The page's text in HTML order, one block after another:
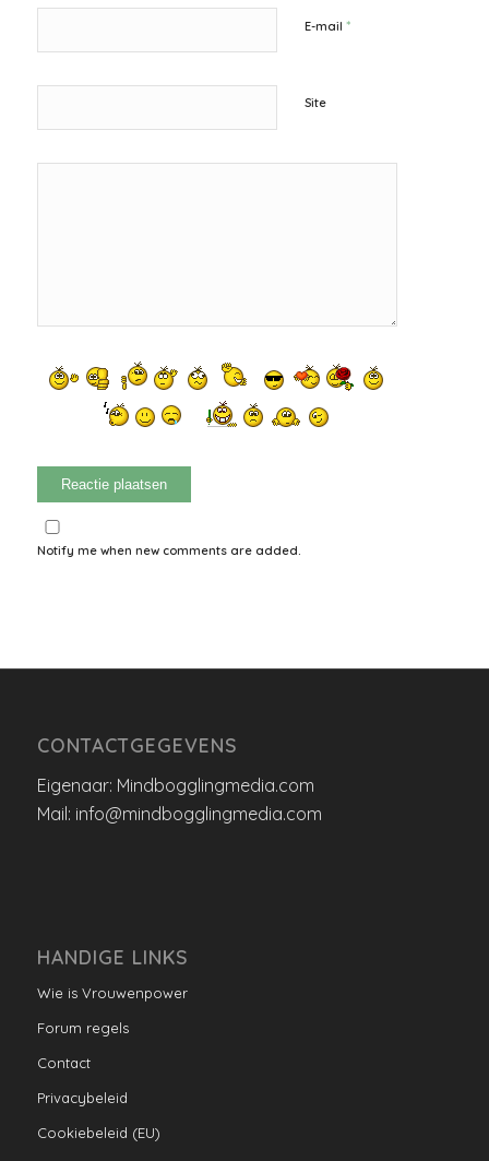
E-mail *
Site
Notify me when new comments are added.
CONTACTGEGEVENS
Eigenaar: Mindbogglingmedia.com
Mail: info@mindbogglingmedia.com
HANDIGE LINKS
Wie is Vrouwenpower
Forum regels
Contact
Privacybeleid
Cookiebeleid (EU)